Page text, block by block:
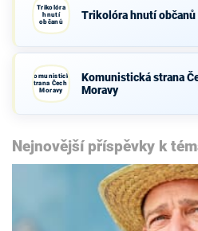
Trikolóra
hnutí
občanů
Trikolóra hnutí občanů
Komunistická
strana Čech a
Moravy
Komunistická strana
Moravy
Nejnovější příspěvky k